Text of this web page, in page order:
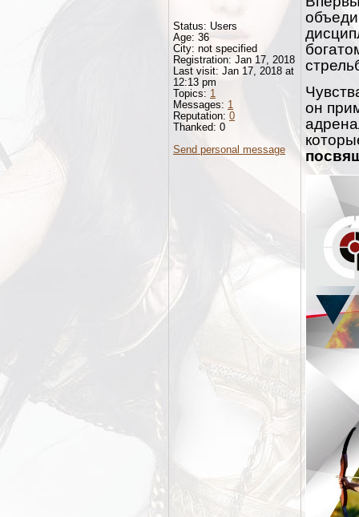
он
Status: Users
Age: 36
City: not specified
Registration: Jan 17, 2018
Last visit: Jan 17, 2018 at
12:13 pm
Topics: 1
Messages: 1
Reputation: 0
Thanked: 0
Send personal message